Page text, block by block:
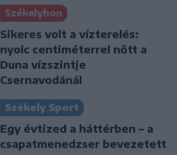
Székelyhon
Sikeres volt a vízterelés:
nyolc centiméterrel nőtt a
Duna vízszintje
Csernavodánál
Székely Sport
Egy évtized a háttérben – a
csapatmenedzser bevezetett